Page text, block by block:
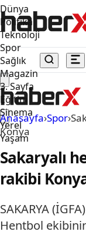
Dünya
Politika
Teknoloji
Spor
Sağlık
Magazin
3. Sayfa
Eğitim
Sinema
Yerel
Yaşam
Anasayfa›Spor›
Konya
Sakaryalı
rakibi
SAKARYA
Hentbol